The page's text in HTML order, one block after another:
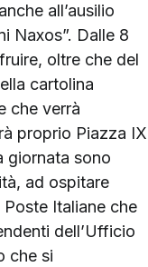
all’ausilio
Naxos”. Dalle 8
oltre che del
cartolina
che verrà
proprio Piazza IX
giornata sono
ad ospitare
Italiane che
dell’Ufficio
che si